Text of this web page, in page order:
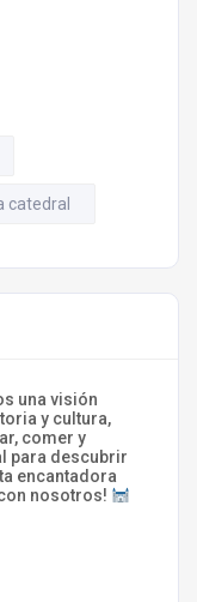
catedral
una visión
y cultura,
comer y
para descubrir
encantadora
nosotros!